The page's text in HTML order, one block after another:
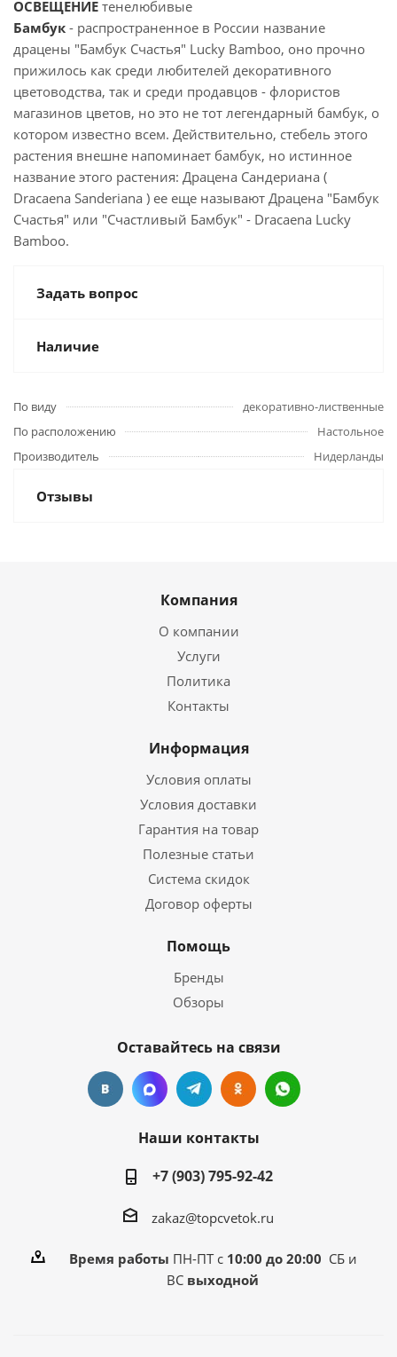
ОСВЕЩЕНИЕ тенелюбивые
Бамбук - распространенное в России название
драцены "Бамбук Счастья" Lucky Bamboo, оно прочно
прижилось как среди любителей декоративного
цветоводства, так и среди продавцов - флористов
магазинов цветов, но это не тот легендарный бамбук, о
котором известно всем. Действительно, стебель этого
растения внешне напоминает бамбук, но истинное
название этого растения: Драцена Сандериана (
Dracaena Sanderiana ) ее еще называют Драцена "Бамбук
Счастья" или "Счастливый Бамбук" - Dracaena Lucky
Bamboo.
Задать вопрос
Наличие
По виду
декоративно-лиственные
По расположению
Настольное
Производитель
Нидерланды
Отзывы
Компания
О компании
Услуги
Политика
Контакты
Информация
Условия оплаты
Условия доставки
Гарантия на товар
Полезные статьи
Система скидок
Договор оферты
Помощь
Бренды
Обзоры
Оставайтесь на связи
Наши контакты
+7 (903) 795-92-42
zakaz@topcvetok.ru
Время работы ПН-ПТ с 10:00 до 20:00 СБ и
ВС выходной